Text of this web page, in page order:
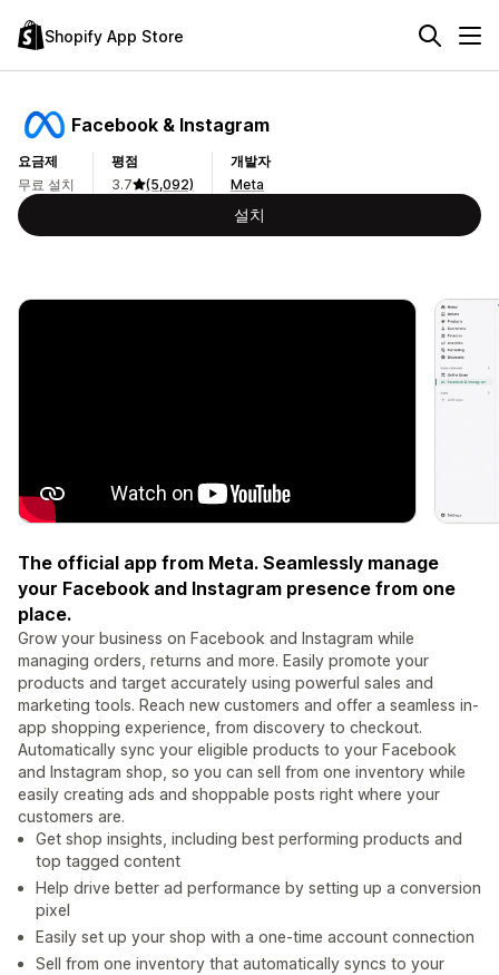
Shopify App Store
Facebook & Instagram
요금제
무료 설치
평점
3.7
(5,092)
개발자
Meta
설치
The official app from Meta. Seamlessly manage
your Facebook and Instagram presence from one
place.
Grow your business on Facebook and Instagram while
managing orders, returns and more. Easily promote your
products and target accurately using powerful sales and
marketing tools. Reach new customers and offer a seamless in-
app shopping experience, from discovery to checkout.
Automatically sync your eligible products to your Facebook
and Instagram shop, so you can sell from one inventory while
easily creating ads and shoppable posts right where your
customers are.
Get shop insights, including best performing products and
top tagged content
Help drive better ad performance by setting up a conversion
pixel
Easily set up your shop with a one-time account connection
Sell from one inventory that automatically syncs to your